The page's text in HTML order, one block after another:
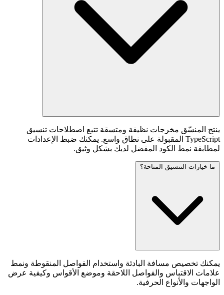
ينتج المنسّق مخرجات نظيفة ومتسقة تتبع اصطلاحات تنسيق
TypeScript المقبولة على نطاق واسع. يمكنك ضبط الإعدادات
لمطابقة نمط الكود المفضل لديك بشكل وثيق.
ما خيارات التنسيق المتاحة؟
يمكنك تخصيص مسافة البادئة واستخدام الفواصل المنقوطة ونمط
علامات الاقتباس والفواصل اللاحقة وموضع الأقواس وكيفية عرض
الواجهات والأنواع الحرفية.